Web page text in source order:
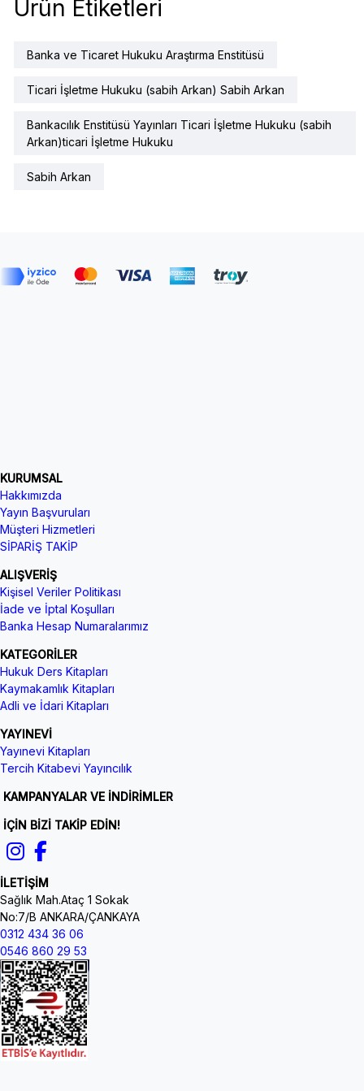
Ürün Etiketleri
Banka ve Ticaret Hukuku Araştırma Enstitüsü
Ticari İşletme Hukuku (sabih Arkan) Sabih Arkan
Bankacılık Enstitüsü Yayınları Ticari İşletme Hukuku (sabih
Arkan)ticari İşletme Hukuku
Sabih Arkan
KURUMSAL
Hakkımızda
Yayın Başvuruları
Müşteri Hizmetleri
SİPARİŞ TAKİP
ALIŞVERİŞ
Kişisel Veriler Politikası
İade ve İptal Koşulları
Banka Hesap Numaralarımız
KATEGORİLER
Hukuk Ders Kitapları
Kaymakamlık Kitapları
Adli ve İdari Kitapları
YAYINEVİ
Yayınevi Kitapları
Tercih Kitabevi Yayıncılık
KAMPANYALAR VE İNDİRİMLER
İÇİN BİZİ TAKİP EDİN!
İLETİŞİM
Sağlık Mah.Ataç 1 Sokak
No:7/B ANKARA/ÇANKAYA
0312 434 36 06
0546 860 29 53